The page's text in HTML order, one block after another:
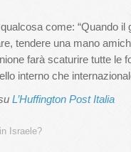
come: “Quando
tendere una mano
farà scaturire tutte
interno che
L’Huffington Post Italia
Israele?